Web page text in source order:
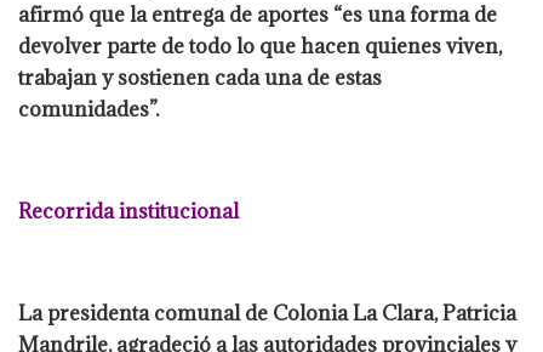
afirmó que la entrega de aportes “es una forma de
devolver parte de todo lo que hacen quienes viven,
trabajan y sostienen cada una de estas
comunidades”.
Recorrida institucional
La presidenta comunal de Colonia La Clara, Patricia
Mandrile, agradeció a las autoridades provinciales y